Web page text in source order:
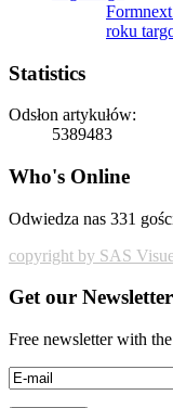
roku
Statistics
Odsłon artykułów:
5389483
Who's Online
Odwiedza nas 331
copyright by SAS
Get our Newsletter
Free newsletter with